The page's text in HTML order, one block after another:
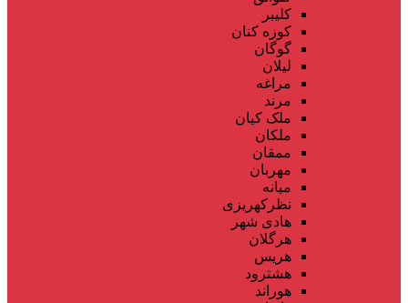
کلیبر
کوزه کنان
گوگان
لیلان
مراغه
مرند
ملک کیان
ملکان
ممقان
مهربان
میانه
نظرکهریزی
هادی شهر
هرگلان
هریس
هشترود
هوراند